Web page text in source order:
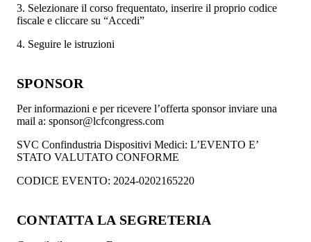
3. Selezionare il corso frequentato, inserire il proprio codice
fiscale e cliccare su “Accedi”
4. Seguire le istruzioni
SPONSOR
Per informazioni e per ricevere l’offerta sponsor inviare una
mail a: sponsor@lcfcongress.com
SVC Confindustria Dispositivi Medici: L’EVENTO E’
STATO VALUTATO CONFORME
CODICE EVENTO: 2024-0202165220
CONTATTA LA SEGRETERIA